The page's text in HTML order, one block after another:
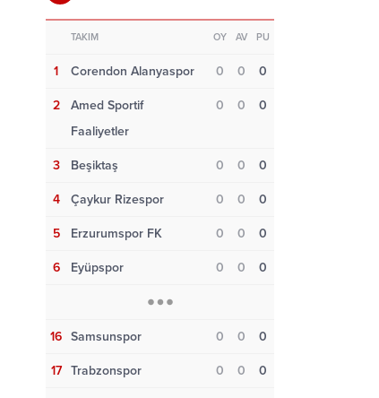
TAKIM OY AV PU
1 Corendon Alanyaspor 0 0 0
2
Amed Sportif
Faaliyetler
0 0 0
3 Beşiktaş 0 0 0
4 Çaykur Rizespor 0 0 0
5 Erzurumspor FK 0 0 0
6 Eyüpspor 0 0 0
16 Samsunspor 0 0 0
17 Trabzonspor 0 0 0